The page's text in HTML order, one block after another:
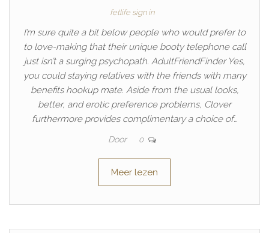
fetlife sign in
I’m sure quite a bit below people who would prefer to
to love-making that their unique booty telephone call
just isn’t a surging psychopath. AdultFriendFinder Yes,
you could staying relatives with the friends with many
benefits hookup mate. Aside from the usual looks,
better, and erotic preference problems, Clover
furthermore provides complimentary a choice of…
Door 0
Meer lezen